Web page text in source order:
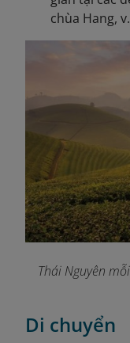
chùa Hang,
Thái Nguyên
Di chuyển